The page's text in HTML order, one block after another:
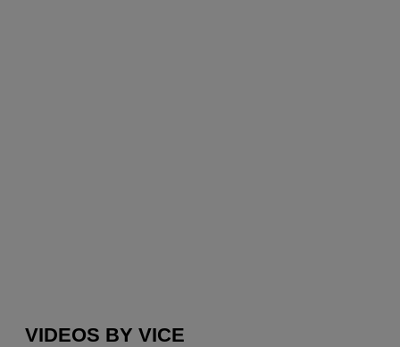
VIDEOS BY VICE